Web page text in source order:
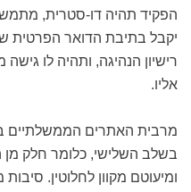
הפקיד תהיה דו-סטרית,
יקבל בתיבת הדואר הפרטית
רישיון הנהיגה, ותהיה לו
אליו.
מרבית האתרים הממשלתיים
בשלב השלישי, כלומר חלק מן
ומיעוטם מקוון לחלוטין.